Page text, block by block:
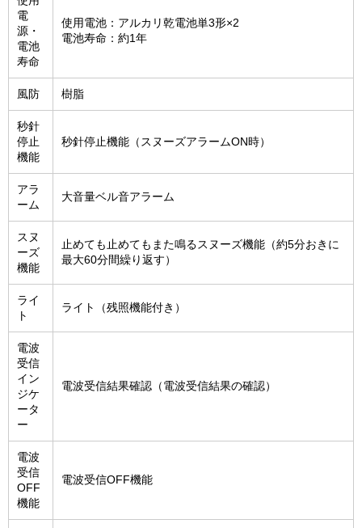
電
源・
電池
寿命
使用電池：アルカリ乾電池単3形×2
電池寿命：約1年
風防 樹脂
秒針
停止
機能
秒針停止機能（スヌーズアラームON時）
アラ
ーム
大音量ベル音アラーム
スヌ
ーズ
機能
止めても止めてもまた鳴るスヌーズ機能（約5分おきに
最大60分間繰り返す）
ライ
ト
ライト（残照機能付き）
電波
受信
イン
ジケ
ータ
ー
電波受信結果確認（電波受信結果の確認）
電波
受信
OFF
機能
電波受信OFF機能